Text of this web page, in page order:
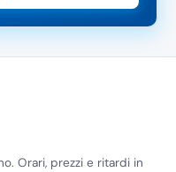
Orari, prezzi e ritardi in